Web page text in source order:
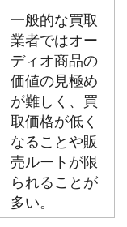
一般的な買取
業者ではオー
ディオ商品の
価値の見極め
が難しく、買
取価格が低く
なることや販
売ルートが限
られることが
多い。